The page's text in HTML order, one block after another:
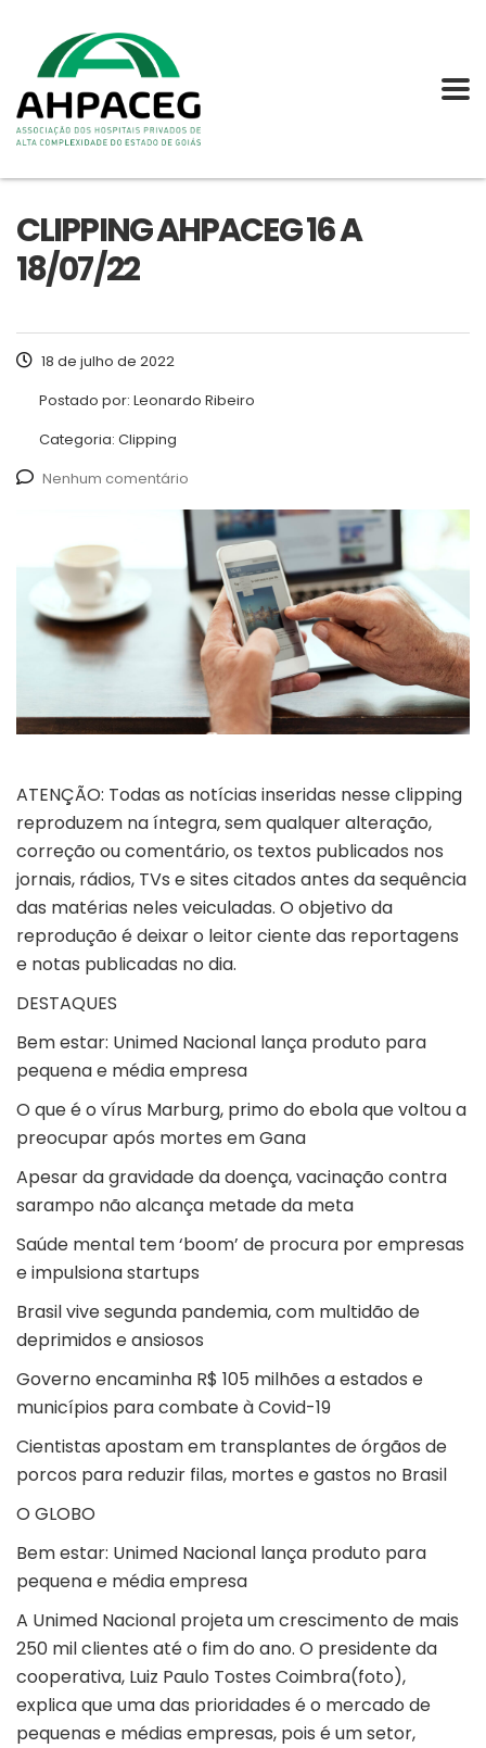
CLIPPING AHPACEG 16 A
18/07/22
18 de julho de 2022
Postado por: Leonardo Ribeiro
Categoria: Clipping
Nenhum comentário
ATENÇÃO: Todas as notícias inseridas nesse clipping
reproduzem na íntegra, sem qualquer alteração,
correção ou comentário, os textos publicados nos
jornais, rádios, TVs e sites citados antes da sequência
das matérias neles veiculadas. O objetivo da
reprodução é deixar o leitor ciente das reportagens
e notas publicadas no dia.
DESTAQUES
Bem estar: Unimed Nacional lança produto para
pequena e média empresa
O que é o vírus Marburg, primo do ebola que voltou a
preocupar após mortes em Gana
Apesar da gravidade da doença, vacinação contra
sarampo não alcança metade da meta
Saúde mental tem ‘boom’ de procura por empresas
e impulsiona startups
Brasil vive segunda pandemia, com multidão de
deprimidos e ansiosos
Governo encaminha R$ 105 milhões a estados e
municípios para combate à Covid-19
Cientistas apostam em transplantes de órgãos de
porcos para reduzir filas, mortes e gastos no Brasil
O GLOBO
Bem estar: Unimed Nacional lança produto para
pequena e média empresa
A Unimed Nacional projeta um crescimento de mais
250 mil clientes até o fim do ano. O presidente da
cooperativa, Luiz Paulo Tostes Coimbra(foto),
explica que uma das prioridades é o mercado de
pequenas e médias empresas, pois é um setor,